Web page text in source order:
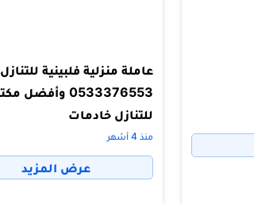
عاملة منزلية فلبينية للتنازل
0533376553 وأفضل
للتنازل خادمات
منذ 4 أشهر
عرض المزيد